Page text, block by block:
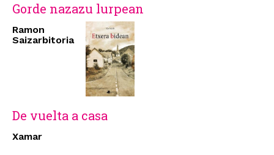
Gorde nazazu lurpean
Ramon
Saizarbitoria
De vuelta a casa
Xamar